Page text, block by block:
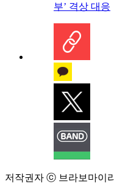
부’ 격상 대응
저작권자 ⓒ 브라보마이